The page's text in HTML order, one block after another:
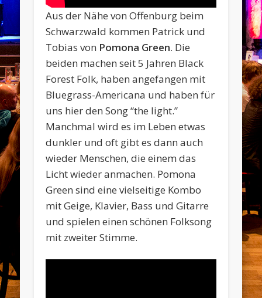
Aus der Nähe von Offenburg beim
Schwarzwald kommen Patrick und
Tobias von Pomona Green. Die
beiden machen seit 5 Jahren Black
Forest Folk, haben angefangen mit
Bluegrass-Americana und haben für
uns hier den Song “the light.”
Manchmal wird es im Leben etwas
dunkler und oft gibt es dann auch
wieder Menschen, die einem das
Licht wieder anmachen. Pomona
Green sind eine vielseitige Kombo
mit Geige, Klavier, Bass und Gitarre
und spielen einen schönen Folksong
mit zweiter Stimme.